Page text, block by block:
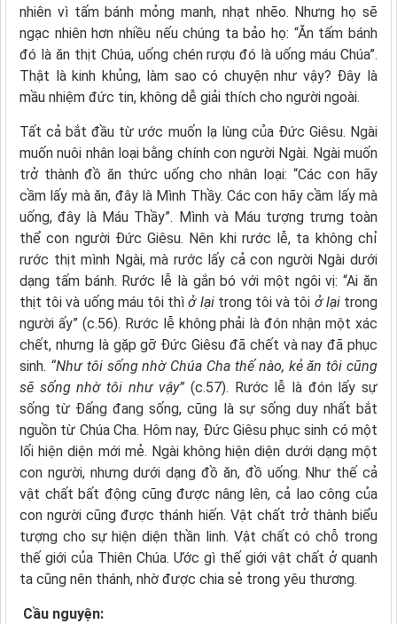
nhiên vì tấm bánh mỏng manh, nhạt nhẽo. Nhưng họ sẽ
ngạc nhiên hơn nhiều nếu chúng ta bảo họ: “Ăn tấm bánh
đó là ăn thịt Chúa, uống chén rượu đó là uống máu Chúa”.
Thật là kinh khủng, làm sao có chuyện như vậy? Ðây là
mầu nhiệm đức tin, không dễ giải thích cho người ngoài.
Tất cả bắt đầu từ ước muốn lạ lùng của Ðức Giêsu. Ngài
muốn nuôi nhân loại bằng chính con người Ngài. Ngài muốn
trở thành đồ ăn thức uống cho nhân loại: “Các con hãy
cầm lấy mà ăn, đây là Mình Thầy. Các con hãy cầm lấy mà
uống, đây là Máu Thầy”. Mình và Máu tượng trưng toàn
thể con người Ðức Giêsu. Nên khi rước lễ, ta không chỉ
rước thịt mình Ngài, mà rước lấy cả con người Ngài dưới
dạng tấm bánh. Rước lễ là gắn bó với một ngôi vị: “Ai ăn
thịt tôi và uống máu tôi thìở lạitrong tôi và tôi ở lạitrong
người ấy” (c.56). Rước lễ không phải là đón nhận một xác
chết, nhưng là gặp gỡ Ðức Giêsu đã chết và nay đã phục
sinh. “Như tôi sống nhờ Chúa Cha thế nào, kẻ ăn tôi cũng
sẽ sống nhờ tôi như vậy” (c.57). Rước lễ là đón lấy sự
sống từ Ðấng đang sống, cũng là sự sống duy nhất bắt
nguồn từ Chúa Cha. Hôm nay, Ðức Giêsu phục sinh có một
lối hiện diện mới mẻ. Ngài không hiện diện dưới dạng một
con người, nhưng dưới dạng đồ ăn, đồ uống. Như thế cả
vật chất bất động cũng được nâng lên, cả lao công của
con người cũng được thánh hiến. Vật chất trở thành biểu
tượng cho sự hiện diện thần linh. Vật chất có chỗ trong
thế giới của Thiên Chúa. Ước gì thế giới vật chất ở quanh
ta cũng nên thánh, nhờ được chia sẻ trong yêu thương.
Cầu nguyện: